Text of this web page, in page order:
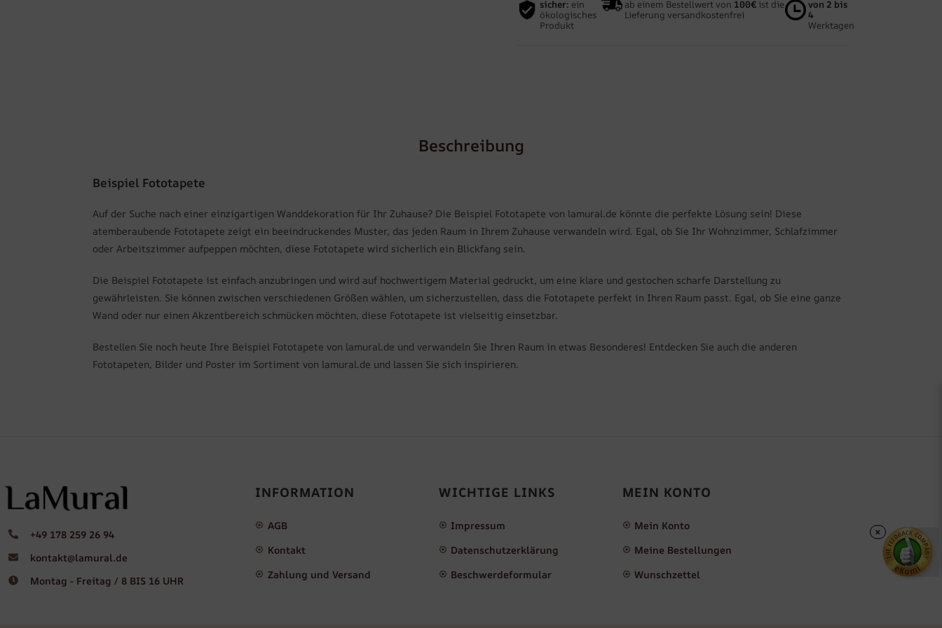
sicher: ein
ökologisches
Produkt
ab einem Bestellwert von 100€ ist die
Lieferung versandkostenfrei
von 2 bis
4
Werktagen
Beschreibung
Beispiel Fototapete
Auf der Suche nach einer einzigartigen Wanddekoration für Ihr Zuhause? Die Beispiel Fototapete von lamural.de könnte die perfekte Lösung sein! Diese
atemberaubende Fototapete zeigt ein beeindruckendes Muster, das jeden Raum in Ihrem Zuhause verwandeln wird. Egal, ob Sie Ihr Wohnzimmer, Schlafzimmer
oder Arbeitszimmer aufpeppen möchten, diese Fototapete wird sicherlich ein Blickfang sein.
Die Beispiel Fototapete ist einfach anzubringen und wird auf hochwertigem Material gedruckt, um eine klare und gestochen scharfe Darstellung zu
gewährleisten. Sie können zwischen verschiedenen Größen wählen, um sicherzustellen, dass die Fototapete perfekt in Ihren Raum passt. Egal, ob Sie eine ganze
Wand oder nur einen Akzentbereich schmücken möchten, diese Fototapete ist vielseitig einsetzbar.
Bestellen Sie noch heute Ihre Beispiel Fototapete von lamural.de und verwandeln Sie Ihren Raum in etwas Besonderes! Entdecken Sie auch die anderen
Fototapeten, Bilder und Poster im Sortiment von lamural.de und lassen Sie sich inspirieren.
+49 178 259 26 94
kontakt@lamural.de
Montag - Freitag / 8 BIS 16 UHR
INFORMATION
AGB
Kontakt
Zahlung und Versand
WICHTIGE LINKS
Impressum
Datenschutzerklärung
Beschwerdeformular
MEIN KONTO
Mein Konto
Meine Bestellungen
Wunschzettel
×